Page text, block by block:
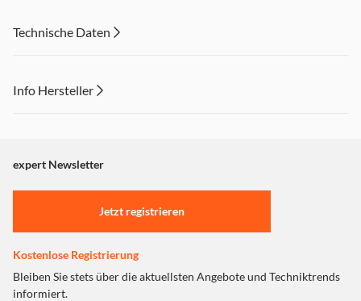
Technische Daten
Info Hersteller
"Marketing".
Einstellungen anpassen
expert Newsletter
Jetzt registrieren
Kostenlose Registrierung
Bleiben Sie stets über die aktuellsten Angebote und Techniktrends
informiert.